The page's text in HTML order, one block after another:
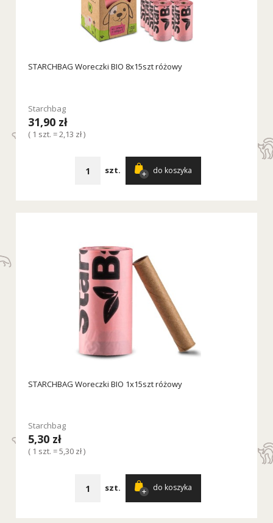
STARCHBAG Woreczki BIO 8x15szt różowy
Starchbag
31,90 zł
( 1 szt. = 2,13 zł )
szt. do koszyka
STARCHBAG Woreczki BIO 1x15szt różowy
Starchbag
5,30 zł
( 1 szt. = 5,30 zł )
szt. do koszyka